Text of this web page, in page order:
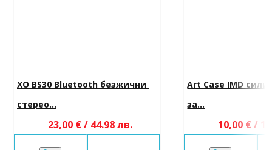
XO BS30 Bluetooth безжични
стерео...
23,00 € / 44.98 лв.
Art Case IMD
за...
10,00 € /